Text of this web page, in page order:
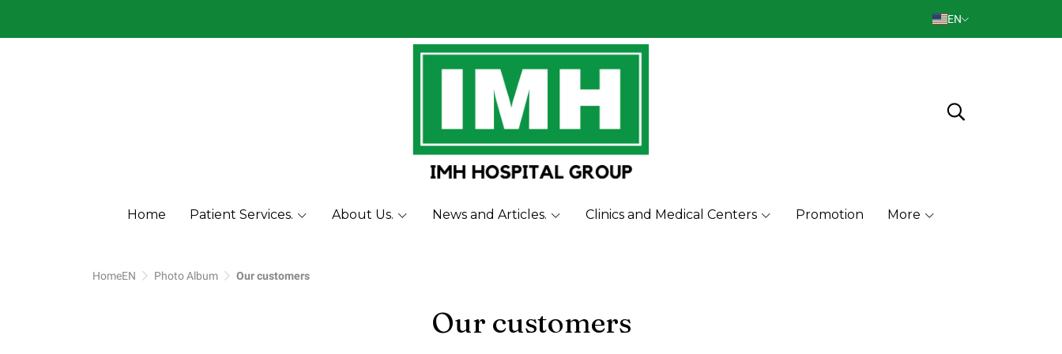
EN
Home Patient Services. About Us. News and Articles. Clinics and Medical Centers Promotion More
HomeEN Photo Album Our customers
Our customers